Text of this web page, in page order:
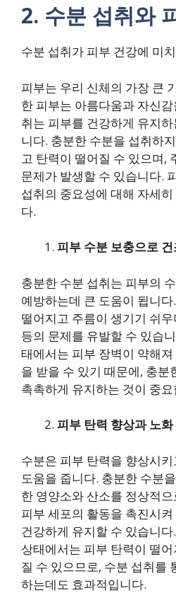
2. 수분 섭취와
수분 섭취가 피부 건강에 미
피부는 우리 신체의 가장 큰
한 피부는 아름다움과 자신
취는 피부를 건강하게 유지
니다. 충분한 수분을 섭취하
고 탄력이 떨어질 수 있으며,
문제가 발생할 수 있습니다.
섭취의 중요성에 대해 자세
다.
피부 수분 보충으로
충분한 수분 섭취는 피부의
예방하는데 큰 도움이 됩니
떨어지고 주름이 생기기 쉬
등의 문제를 유발할 수 있습
태에서는 피부 장벽이 약해
을 받을 수 있기 때문에, 충분
촉촉하게 유지하는 것이 중
피부 탄력 향상과 노화
수분은 피부 탄력을 향상시
도움을 줍니다. 충분한 수분
한 영양소와 산소를 정상적
피부 세포의 활동을 촉진시
건강하게 유지할 수 있습니
상태에서는 피부 탄력이 떨
질 수 있으므로, 수분 섭취를
하는데도 효과적입니다.